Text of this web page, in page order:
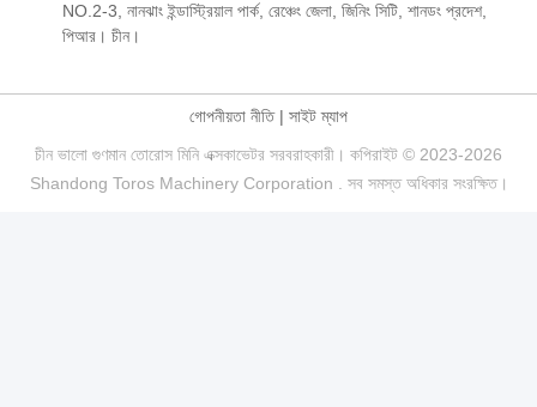
NO.2-3, নানঝাং ইন্ডাস্ট্রিয়াল পার্ক, রেঞ্চেং জেলা, জিনিং সিটি, শানডং প্রদেশ,
পিআর। চীন।
গোপনীয়তা নীতি| সাইট ম্যাপ
চীন ভালো গুণমান তোরোস মিনি এক্সকাভেটর সরবরাহকারী। কপিরাইট © 2023-2026
Shandong Toros Machinery Corporation . সব সমস্ত অধিকার সংরক্ষিত।